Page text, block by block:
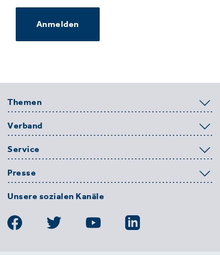
Anmelden
Themen
Verband
Service
Presse
Unsere sozialen Kanäle